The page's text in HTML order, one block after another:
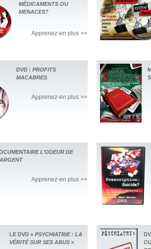
MÉDICAMENTS OU
MENACES?
Apprenez-en plus >>
DVD : PROFITS
MACABRES
Apprenez-en plus >>
L’ODEUR DE
Apprenez-en plus >>
LE DVD « PSYCHIATRIE : LA
VÉRITÉ SUR SES ABUS »